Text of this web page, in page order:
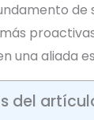
una aliada
del